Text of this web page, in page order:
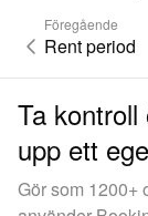
Föregående
Rent period
Ta
upp ett
Gör som 1200+